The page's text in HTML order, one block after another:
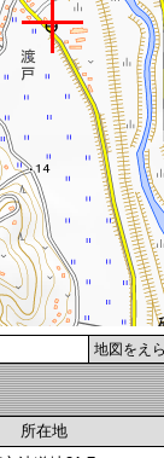
地図をえ
所在地